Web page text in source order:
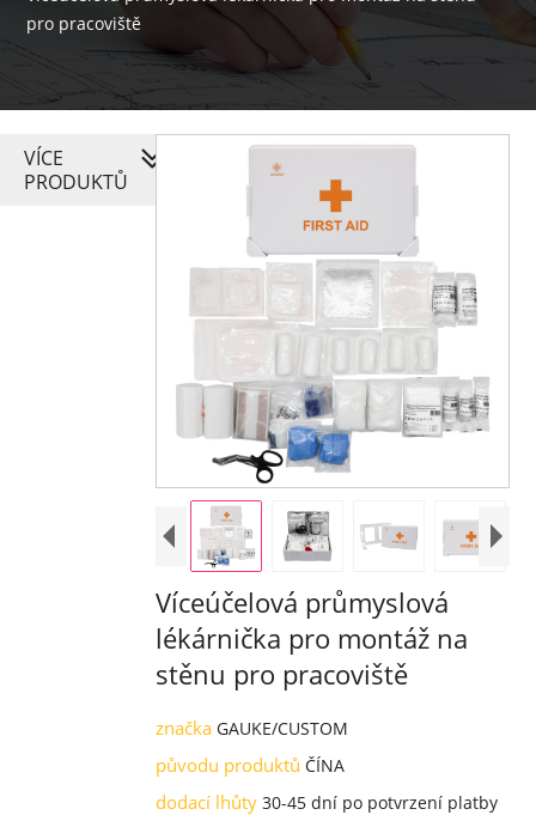
pro pracoviště
Víceúčelová průmyslová
lékárnička pro montáž na
stěnu pro pracoviště
značka GAUKE/CUSTOM
původu produktů ČÍNA
dodací lhůty 30-45 dní po potvrzení platby
VÍCE
PRODUKTŮ